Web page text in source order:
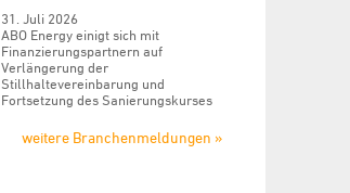
31. Juli 2026
ABO Energy einigt sich mit
Finanzierungspartnern auf
Verlängerung der
Stillhaltevereinbarung und
Fortsetzung des Sanierungskurses
weitere Branchenmeldungen »